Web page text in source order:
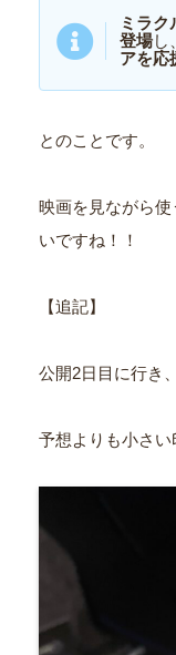
ミラ
登場し、
アを応
とのことです。
映画を見ながら
いですね！！
【追記】
公開2日目に行き
予想よりも小さい